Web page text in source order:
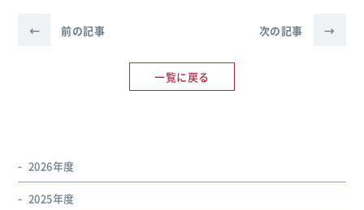
← 前の記事
一覧に戻る
次の記事 →
2026年度
2025年度